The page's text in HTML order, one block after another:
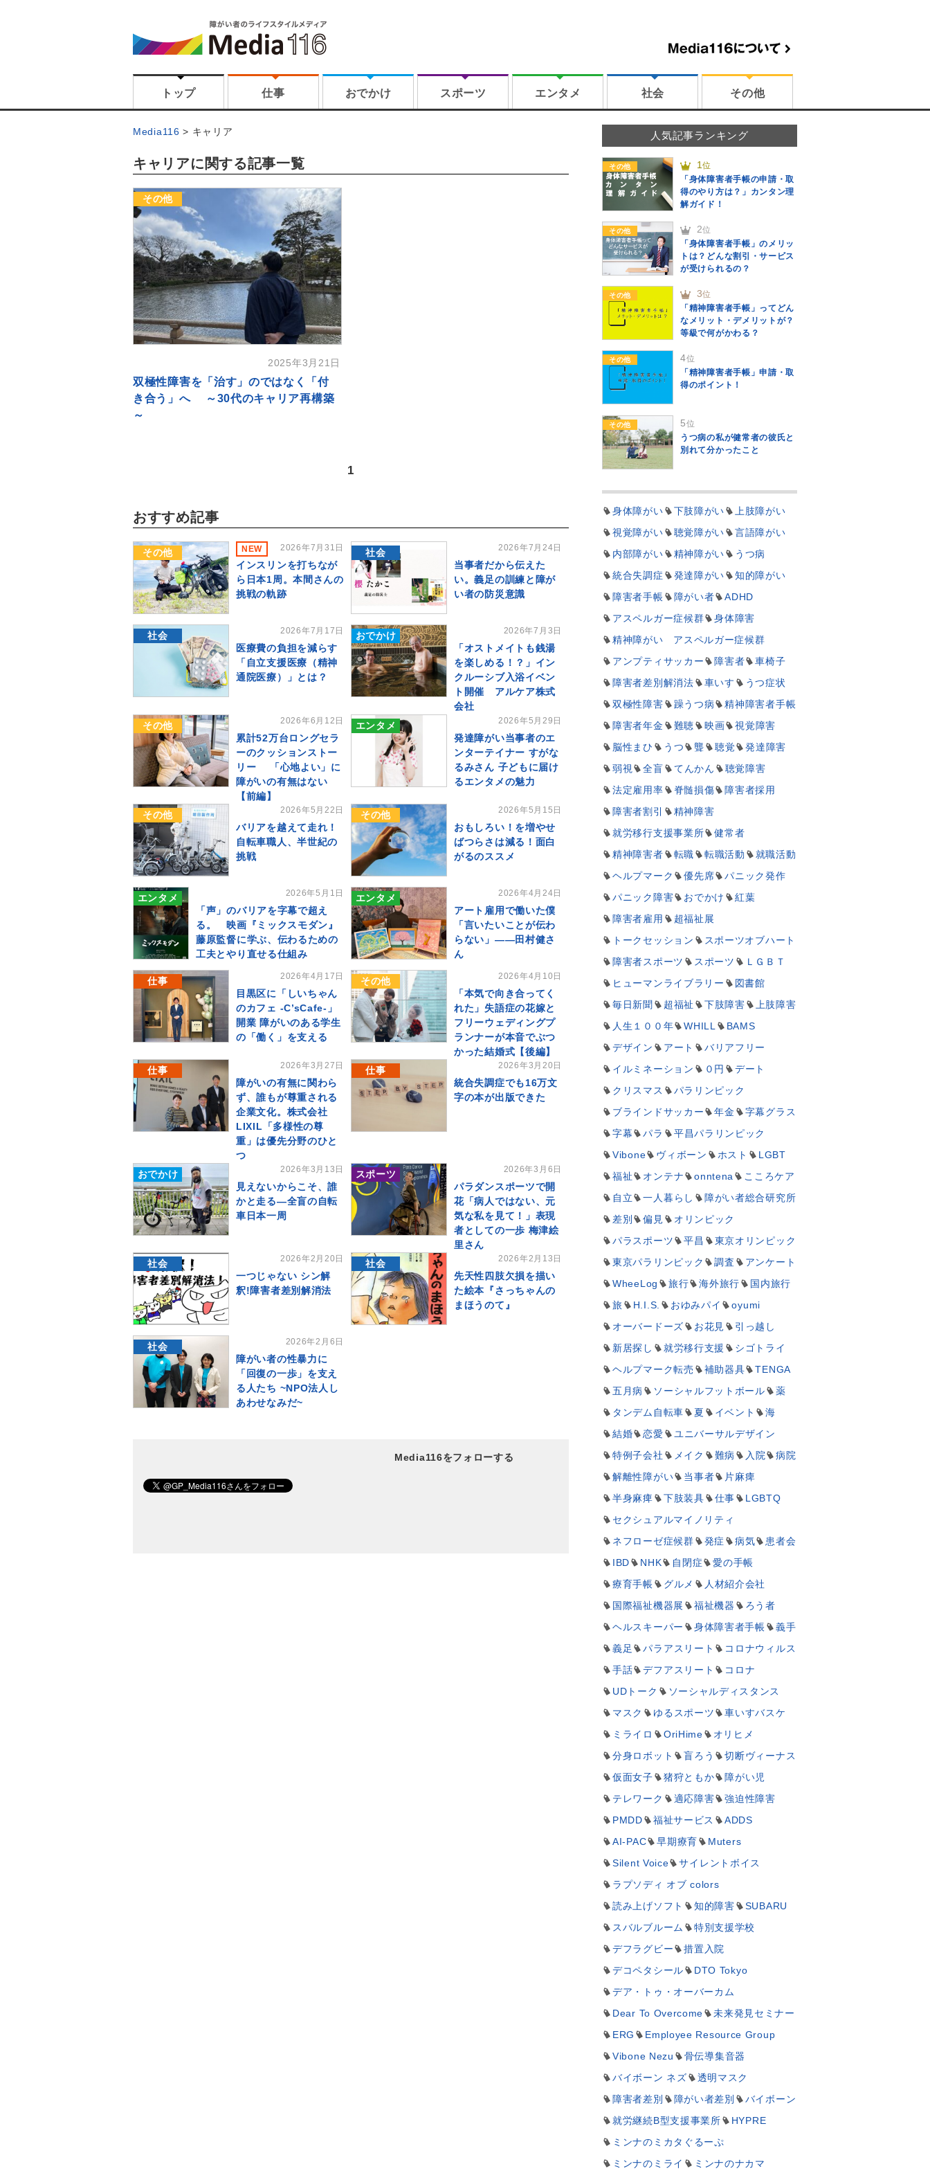
トップ 仕事 おでかけ スポーツ エンタメ 社会 その他
Media116 キャリア
キャリアに関する記事一覧
その他
2025年3月21日
双極性障害を「治す」のではなく「付
き合う」へ ～30代のキャリア再構築
～
1
おすすめ記事
その他 NEW 2026年7月31日
インスリンを打ちなが
ら日本1周。本間さんの
挑戦の軌跡
社会 2026年7月24日
当事者だから伝えた
い。義足の訓練と障が
い者の防災意識
社会 2026年7月17日
医療費の負担を減らす
「自立支援医療（精神
通院医療）」とは？
おでかけ 2026年7月3日
「オストメイトも銭湯
を楽しめる！？」イン
クルーシブ入浴イベン
ト開催 アルケア株式
会社
その他
2026年6月12日
累計52万台ロングセラ
ーのクッションストー
リー 「心地よい」に
障がいの有無はない
【前編】
エンタメ 2026年5月29日
発達障がい当事者のエ
ンターテイナー すがな
るみさん 子どもに届け
るエンタメの魅力
その他 2026年5月22日
バリアを越えて走れ！
自転車職人、半世紀の
挑戦
その他 2026年5月15日
おもしろい！を増やせ
ばつらさは減る！面白
がるのススメ
エンタメ 2026年5月1日
「声」のバリアを字幕で超え
る。 映画『ミックスモダン』
藤原監督に学ぶ、伝わるための
工夫とやり直せる仕組み
エンタメ 2026年4月24日
アート雇用で働いた僕
「言いたいことが伝わ
らない」――田村健さ
ん
仕事 2026年4月17日
目黒区に「しいちゃん
のカフェ -C’sCafe-」
開業 障がいのある学生
の「働く」を支える
その他 2026年4月10日
「本気で向き合ってく
れた」失語症の花嫁と
フリーウェディングプ
ランナーが本音でぶつ
かった結婚式【後編】
仕事
2026年3月27日
障がいの有無に関わら
ず、誰もが尊重される
企業文化。株式会社
LIXIL「多様性の尊
重」は優先分野のひと
つ
仕事 2026年3月20日
統合失調症でも16万文
字の本が出版できた
おでかけ 2026年3月13日
見えないからこそ、誰
かと走る―全盲の自転
車日本一周
スポーツ 2026年3月6日
パラダンスポーツで開
花「病人ではない、元
気な私を見て！」表現
者としての一歩 梅津絵
里さん
社会
2026年2月20日
一つじゃない シン解
釈!障害者差別解消法
社会 2026年2月13日
先天性四肢欠損を描い
た絵本『さっちゃんの
まほうのて』
社会 2026年2月6日
障がい者の性暴力に
「回復の一歩」を支え
る人たち ~NPO法人し
あわせなみだ~
Media116をフォローする
人気記事ランキング
その他 1位
「身体障害者手帳の申請・取
得のやり方は？」カンタン理
解ガイド！
その他 2位
「身体障害者手帳」のメリッ
トは？どんな割引・サービス
が受けられるの？
その他 3位
「精神障害者手帳」ってどん
なメリット・デメリットが？
等級で何がかわる？
その他 4位
「精神障害者手帳」申請・取
得のポイント！
その他 5位
うつ病の私が健常者の彼氏と
別れて分かったこと
身体障がい 下肢障がい
上肢障がい
視覚障がい
聴覚障がい
言語障がい
内部障がい
精神障がい
うつ病
統合失調症
発達障がい
知的障がい
障害者手帳
障がい者
ADHD
アスペルガー症候群
身体障害
精神障がい アスペルガー症候群
アンプティサッカー
障害者
車椅子
障害者差別解消法
車いす
うつ症状
双極性障害
躁うつ病
精神障害者手帳
障害者年金
難聴 映画
視覚障害
脳性まひ
うつ 聾 聴覚
発達障害
弱視
全盲 てんかん
聴覚障害
法定雇用率
脊髄損傷
障害者採用
障害者割引
精神障害
就労移行支援事業所
健常者
精神障害者
転職 転職活動
就職活動
ヘルプマーク
優先席
パニック発作
パニック障害
おでかけ
紅葉
障害者雇用
超福祉展
トークセッション
スポーツオブハート
障害者スポーツ
スポーツ
ＬＧＢＴ
ヒューマンライブラリー
図書館
毎日新聞
超福祉 下肢障害
上肢障害
人生１００年
WHILL
BAMS
デザイン
アート
バリアフリー
イルミネーション
０円
デート
クリスマス
パラリンピック
ブラインドサッカー
年金
字幕グラス
字幕
パラ
平昌パラリンピック
Vibone
ヴィボーン ホスト
LGBT
福祉
オンテナ onntena
こころケア
自立
一人暮らし
障がい者総合研究所
差別
偏見
オリンピック
パラスポーツ
平昌
東京オリンピック
東京パラリンピック
調査
アンケート
WheeLog
旅行 海外旅行
国内旅行
旅
H.I.S. おゆみパイ
oyumi
オーバードーズ
お花見
引っ越し
新居探し
就労移行支援
シゴトライ
ヘルプマーク転売
補助器具
TENGA
五月病
ソーシャルフットボール
薬
タンデム自転車
夏 イベント
海
結婚
恋愛
ユニバーサルデザイン
特例子会社
メイク 難病 入院
病院
解離性障がい
当事者
片麻痺
半身麻痺
下肢装具 仕事
LGBTQ
セクシュアルマイノリティ
ネフローゼ症候群
発症 病気
患者会
IBD
NHK 自閉症
愛の手帳
療育手帳
グルメ
人材紹介会社
国際福祉機器展
福祉機器
ろう者
ヘルスキーパー
身体障害者手帳
義手
義足
パラアスリート
コロナウィルス
手話
デフアスリート
コロナ
UDトーク
ソーシャルディスタンス
マスク
ゆるスポーツ
車いすバスケ
ミライロ
OriHime
オリヒメ
分身ロボット
盲ろう
切断ヴィーナス
仮面女子
猪狩ともか
障がい児
テレワーク
適応障害
強迫性障害
PMDD
福祉サービス
ADDS
AI-PAC
早期療育
Muters
Silent Voice
サイレントボイス
ラプソディ オブ colors
読み上げソフト
知的障害
SUBARU
スバルブルーム
特別支援学校
デフラグビー
措置入院
デコペタシール
DTO Tokyo
デア・トゥ・オーバーカム
Dear To Overcome
未来発見セミナー
ERG
Employee Resource Group
Vibone Nezu
骨伝導集音器
バイボーン ネズ
透明マスク
障害者差別
障がい者差別
バイボーン
就労継続B型支援事業所
HYPRE
ミンナのミカタぐるーぷ
ミンナのミライ
ミンナのナカマ